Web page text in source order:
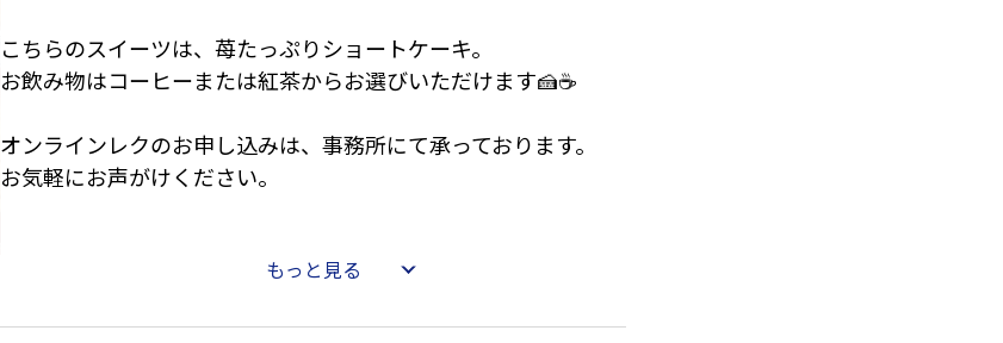
こちらのスイーツは、苺たっぷりショートケーキ。
お飲み物はコーヒーまたは紅茶からお選びいただけます🍰☕
オンラインレクのお申し込みは、事務所にて承っております。
お気軽にお声がけください。
もっと見る